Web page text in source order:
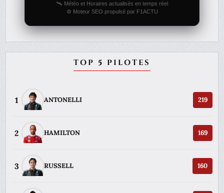
🛰️ Météo et Horaires actualisés en temps réel
⚙️ Moteur SEO propulsé par F1ACTU
TOP 5 PILOTES
1 ANTONELLI 219
2 HAMILTON 169
3 RUSSELL 160